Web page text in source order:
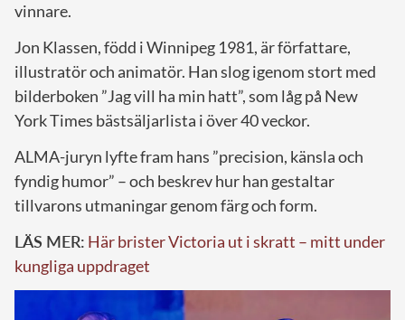
vinnare.
Jon Klassen, född i Winnipeg 1981, är författare,
illustratör och animatör. Han slog igenom stort med
bilderboken ”Jag vill ha min hatt”, som låg på New
York Times bästsäljarlista i över 40 veckor.
ALMA-juryn lyfte fram hans ”precision, känsla och
fyndig humor” – och beskrev hur han gestaltar
tillvarons utmaningar genom färg och form.
LÄS MER: Här brister Victoria ut i skratt – mitt under
kungliga uppdraget